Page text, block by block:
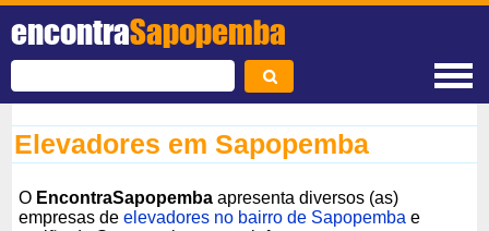
encontraSapopemba
Elevadores em Sapopemba
O EncontraSapopemba apresenta diversos (as)
empresas deelevadores no bairro de Sapopemba e